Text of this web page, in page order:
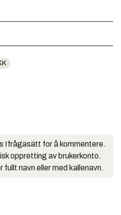
Ifrågasätt for å kommentere.
oppretting av brukerkonto.
fullt navn eller med kallenavn.